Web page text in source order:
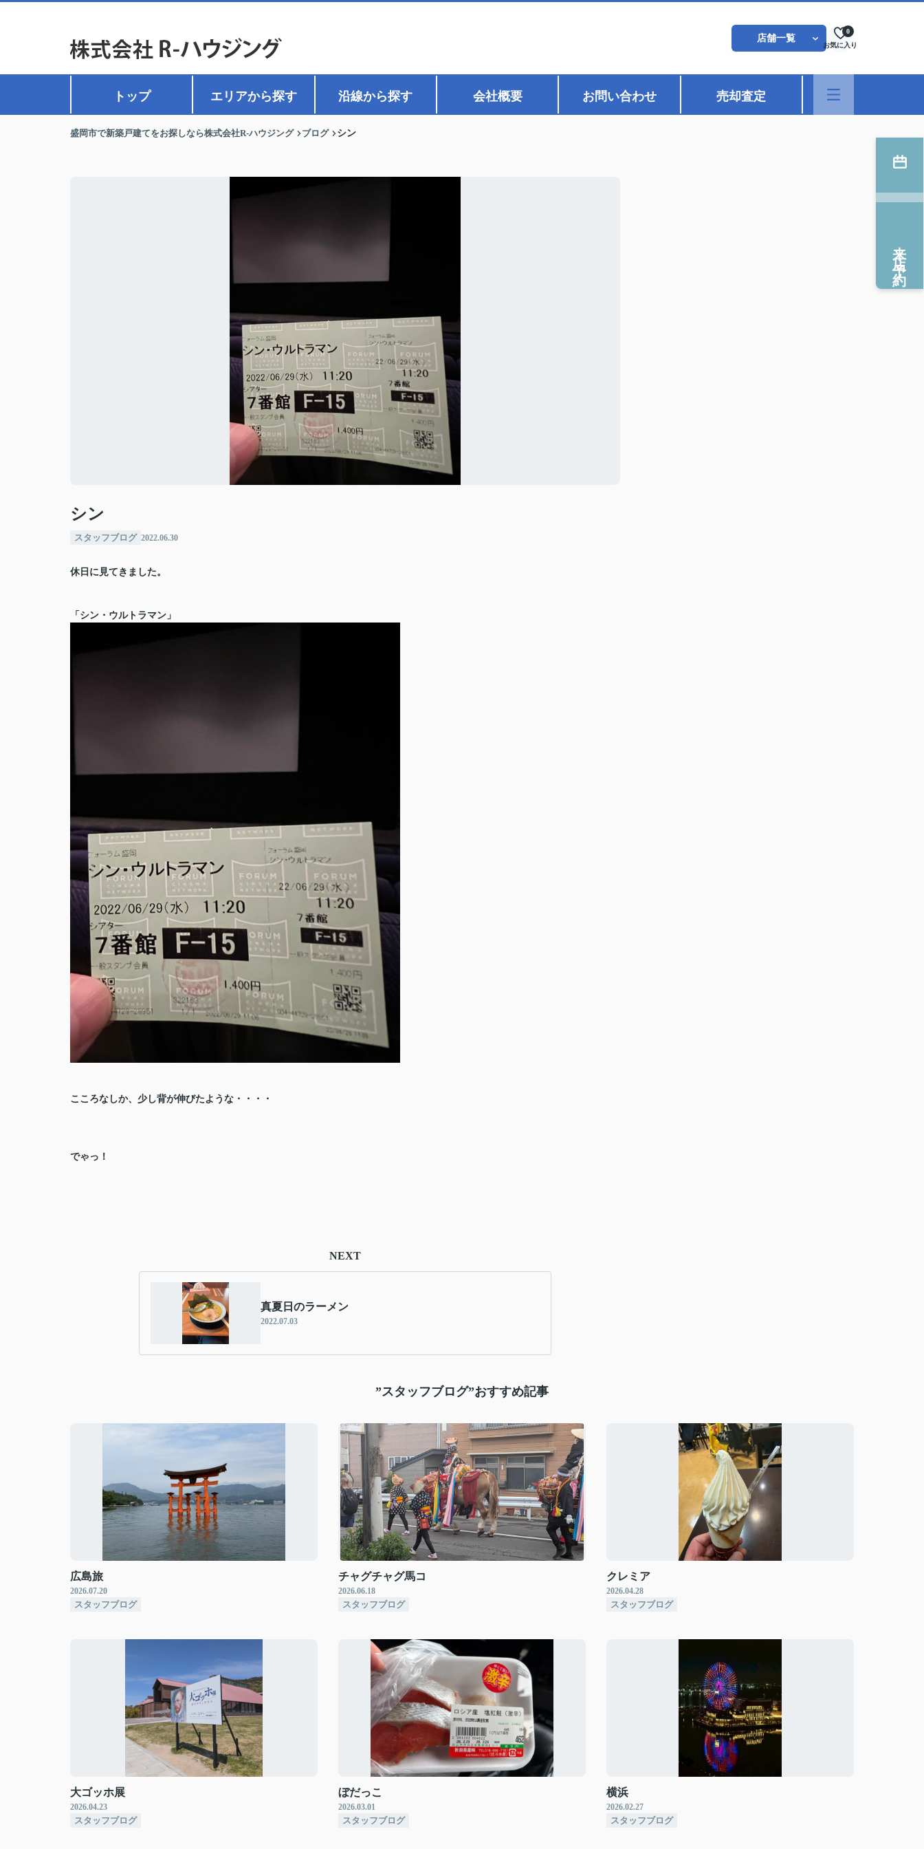
店舗一覧
お気に入り
0
トップ エリアから探す 沿線から探す 会社概要 お問い合わせ 売却査定
盛岡市で新築戸建てをお探しなら株式会社R-ハウジング ブログ シン
シン
スタッフブログ 2022.06.30
休日に見てきました。
「シン・ウルトラマン」
こころなしか、少し背が伸びたような・・・・
でゃっ！
NEXT
真夏日のラーメン
2022.07.03
”スタッフブログ”おすすめ記事
広島旅
2026.07.20
スタッフブログ
チャグチャグ馬コ
2026.06.18
スタッフブログ
クレミア
2026.04.28
スタッフブログ
大ゴッホ展
2026.04.23
スタッフブログ
ぼだっこ
2026.03.01
スタッフブログ
横浜
2026.02.27
スタッフブログ
来店予約